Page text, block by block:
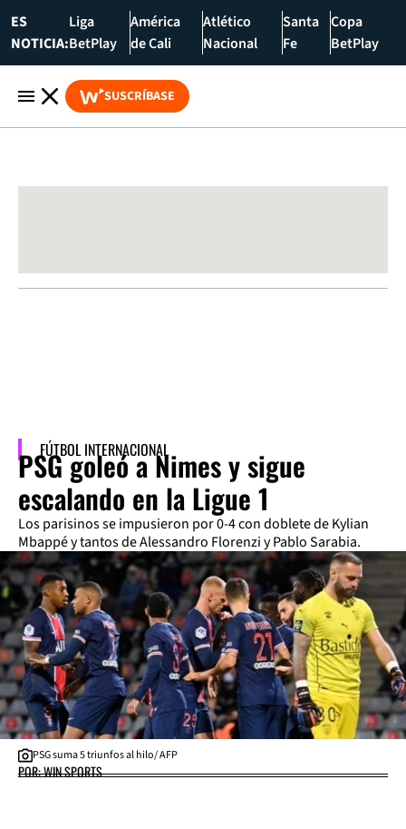
ES
NOTICIA:
Liga
BetPlay
América
de Cali
Atlético
Nacional
Santa
Fe
Copa
BetPlay
SUSCRÍBASE
FÚTBOL INTERNACIONAL
PSG goleó a Nimes y sigue
escalando en la Ligue 1
Los parisinos se impusieron por 0-4 con doblete de Kylian
Mbappé y tantos de Alessandro Florenzi y Pablo Sarabia.
PSG suma 5 triunfos al hilo/ AFP
POR: WIN SPORTS